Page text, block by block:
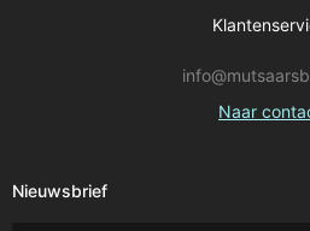
Naar
Nieuwsbrief